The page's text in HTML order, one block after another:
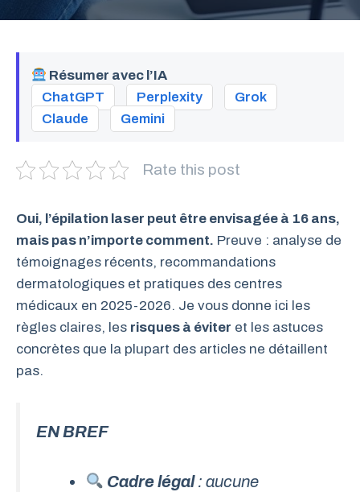
Résumer avec l’IA
ChatGPT
Perplexity
Grok
Claude
Gemini
Rate this post
Oui, l’épilation laser peut être envisagée à 16 ans,
mais pas n’importe comment. Preuve : analyse de
témoignages récents, recommandations
dermatologiques et pratiques des centres
médicaux en 2025-2026. Je vous donne ici les
règles claires, les risques à éviter et les astuces
concrètes que la plupart des articles ne détaillent
pas.
EN BREF
Cadre légal: aucune